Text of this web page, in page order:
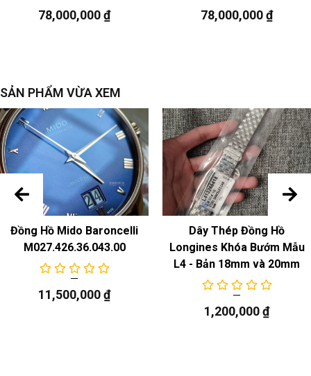
ngày, thứ78,000,000₫ 78,000,000₫
SẢN PHẨM VỪA XEM
Đồng Hồ Mido Baroncelli
M027.426.36.043.00
11,500,000₫
Dây Thép Đồng Hồ
Longines Khóa Bướm Mẫu
L4 - Bản 18mm và 20mm
1,200,000₫